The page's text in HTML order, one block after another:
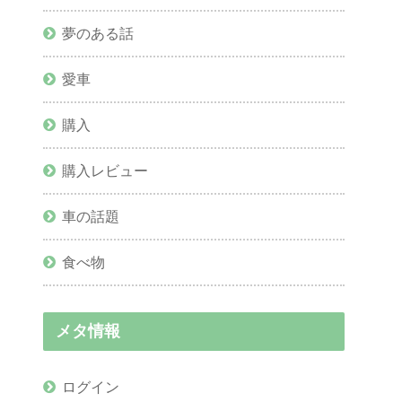
夢のある話
愛車
購入
購入レビュー
車の話題
食べ物
メタ情報
ログイン